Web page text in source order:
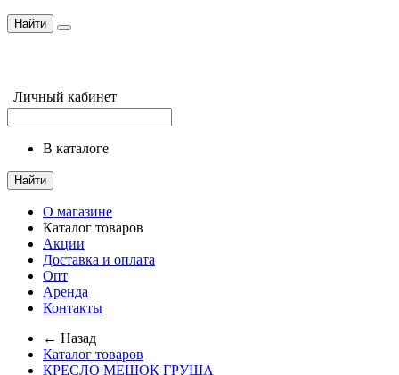
Найти
Личный кабинет
в каталоге
Найти
О магазине
Каталог товаров
Акции
Доставка и оплата
Опт
Аренда
Контакты
← Назад
Каталог товаров
КРЕСЛО МЕШОК ГРУША